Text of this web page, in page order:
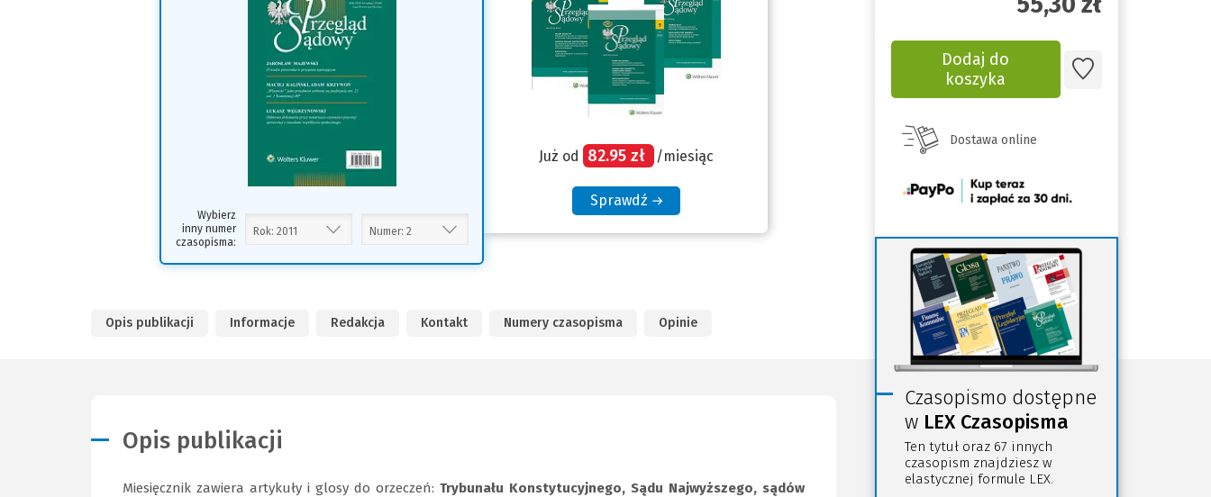
Wybierz
inny numer
czasopisma:
Już od 82.95 zł /miesiąc
Sprawdź
Opis publikacji Informacje Redakcja Kontakt Numery czasopisma Opinie
Opis publikacji
Miesięcznik zawiera artykuły i glosy do orzeczeń: Trybunału Konstytucyjnego, Sądu Najwyższego, sądów
Dodaj do
koszyka
Dostawa online
(Nowe
Czasopismo dostępne
w LEX Czasopisma
Ten tytuł oraz 67 innych
czasopism znajdziesz w
elastycznej formule LEX.